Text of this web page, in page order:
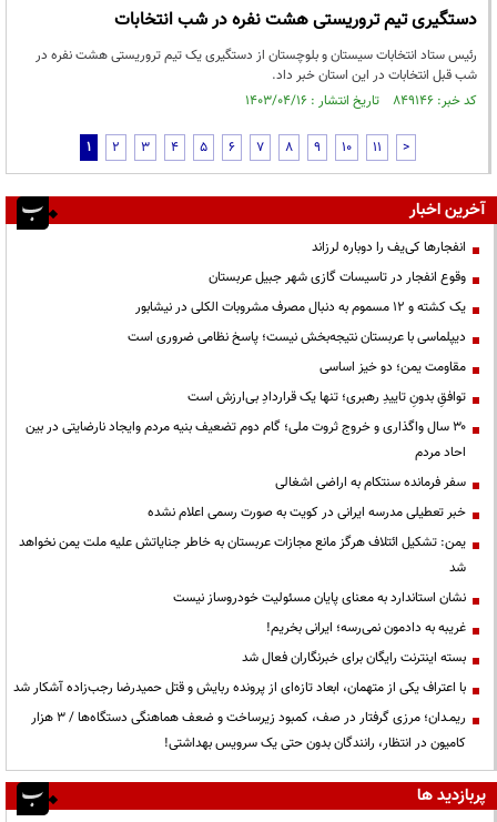
دستگیری تیم تروریستی هشت نفره در شب انتخابات
رئیس ستاد انتخابات سیستان و بلوچستان از دستگیری یک تیم تروریستی هشت نفره در
شب قبل انتخابات در این استان خبر داد.
کد خبر: ۸۴۹۱۴۶ تاریخ انتشار : ۱۴۰۳/۰۴/۱۶
1 2 3 4 5 6 7 8 9 10 11 >
آخرین اخبار
انفجارها کی‌یف را دوباره لرزاند
وقوع انفجار در تاسیسات گازی شهر جبیل عربستان
یک کشته و ۱۲ مسموم به دنبال مصرف مشروبات الکلی در نیشابور
دیپلماسی با عربستان نتیجه‌بخش نیست؛ پاسخ نظامی ضروری است
مقاومت یمن؛ دو خیز اساسی
توافقِ بدونِ تاییدِ رهبری؛ تنها یک قراردادِ بی‌ارزش است
۳۰ سال واگذاری و خروج ثروت ملی؛ گام دوم تضعیف بنیه مردم وایجاد نارضایتی در بین
احاد مردم
سفر فرمانده سنتکام به اراضی اشغالی
خبر تعطیلی مدرسه ایرانی در کویت به صورت رسمی اعلام نشده
یمن: تشکیل ائتلاف هرگز مانع مجازات عربستان به خاطر جنایاتش علیه ملت یمن نخواهد
شد
نشان استاندارد به معنای پایان مسئولیت خودروساز نیست
غریبه به دادمون نمی‌رسه؛ ایرانی بخریم!
بسته اینترنت رایگان برای خبرنگاران فعال شد
با اعتراف یکی از متهمان، ابعاد تازه‌ای از پرونده ربایش و قتل حمیدرضا رجب‌زاده آشکار شد
ریمـدان؛ مرزی گرفتار در صف، کمبود زیرساخت و ضعف هماهنگی دستگاه‌ها / ۳ هزار
کامیون در انتظار، رانندگان بدون حتی یک سرویس بهداشتی!
پربازدید ها